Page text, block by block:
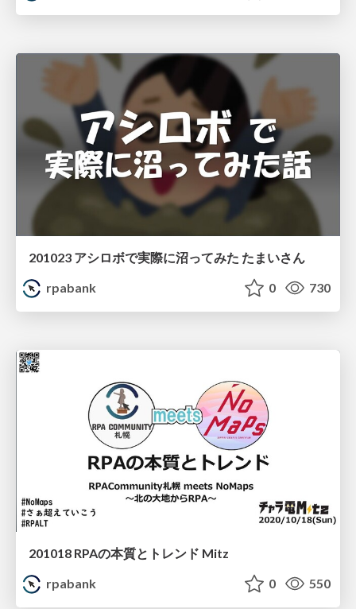
201023 アシロボで実際に沼ってみた たまいさん
rpabank
0 730
201018 RPAの本質とトレンド Mitz
rpabank
0 550